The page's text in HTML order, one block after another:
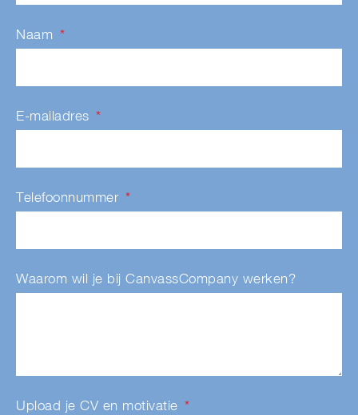
Naam
E-mailadres
Telefoonnummer
Waarom wil je bij CanvassCompany werken?
Upload je CV en motivatie